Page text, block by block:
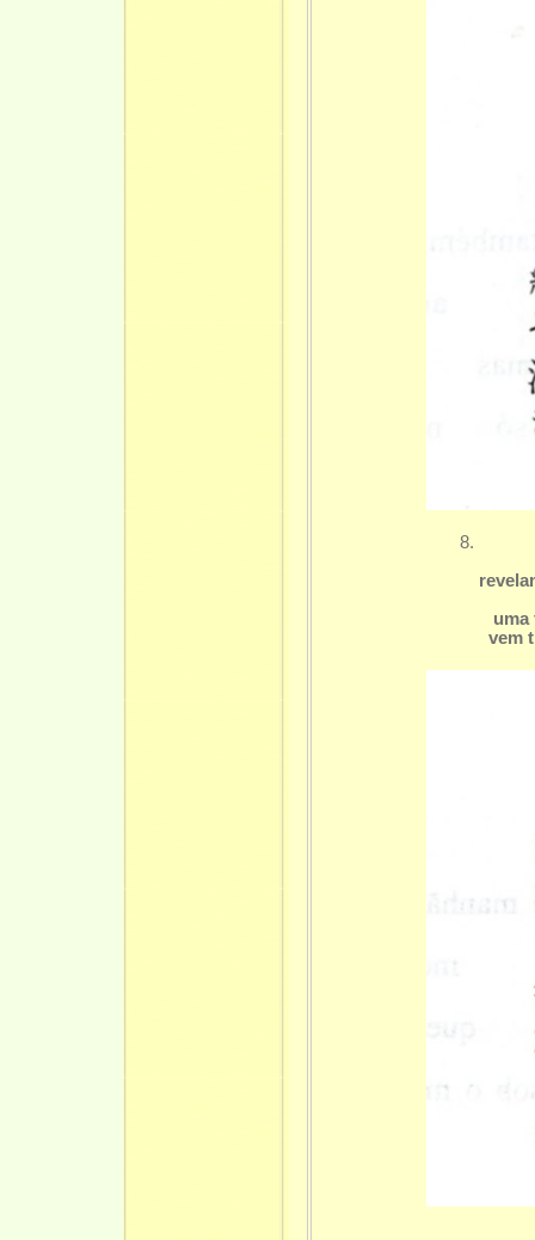
8.
revelam-
uma flor
vem